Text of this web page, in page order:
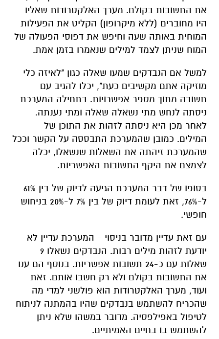
את התשובות בקולם. מערך האלקטרודות שאליו
היו מחוברים (ללא מיקרופון) הקליט את הפעילות
המוחית באותה שעה וחיפש את דפוסי הפעולה של
המוח שניתן לצמד למילים שנאמרו בזמן אמת.
למשל אם הנבדקים שמעו שאלה כגון "לאיזה כלי
מוזיקה אתם מקשיבים כעת", יכלו להגיב עם
תשובה מתוך מספר אפשרויות. בתחילה המערכת
ניסתה לנחש מתי נשאלה שאלה ומתי נענתה.
לאחר מכן היא ניסתה לזהות את התוכן של
המילים. כמובן שהמערכת התבססה על הקשר וככל
שהמערכת זיהתה את השאלות שנשאלו, יכלה
לצמצם את היקף התשובות האפשריות.
בסופו של דבר המערכת הגיעה לדיוק של בין 61%
ל-76%, זאת לעומת דיוק של בין 7% ל-20% בניחוש
חופשי.
עם זאת עדיין מדובר בניסוי - המערכת עדיין לא
יודעת לזהות מילים רבות. הנבדקים נשאלו 9
שאלות עם כ-24 תשובות אפשריות. בנוסף הם ענו
את התשובות בקולם ולא רק חשבו אותם. זאת
ועוד, מערך האלקטרודות הוא פולשני למדי מה
שהכריח להשתמש בנבדקים שהיו בהמתנה לניתוח
לטיפול באפילפסיה. מדובר במשהו שלא ניתן
להשתמש בו בחיים האמיתיים.